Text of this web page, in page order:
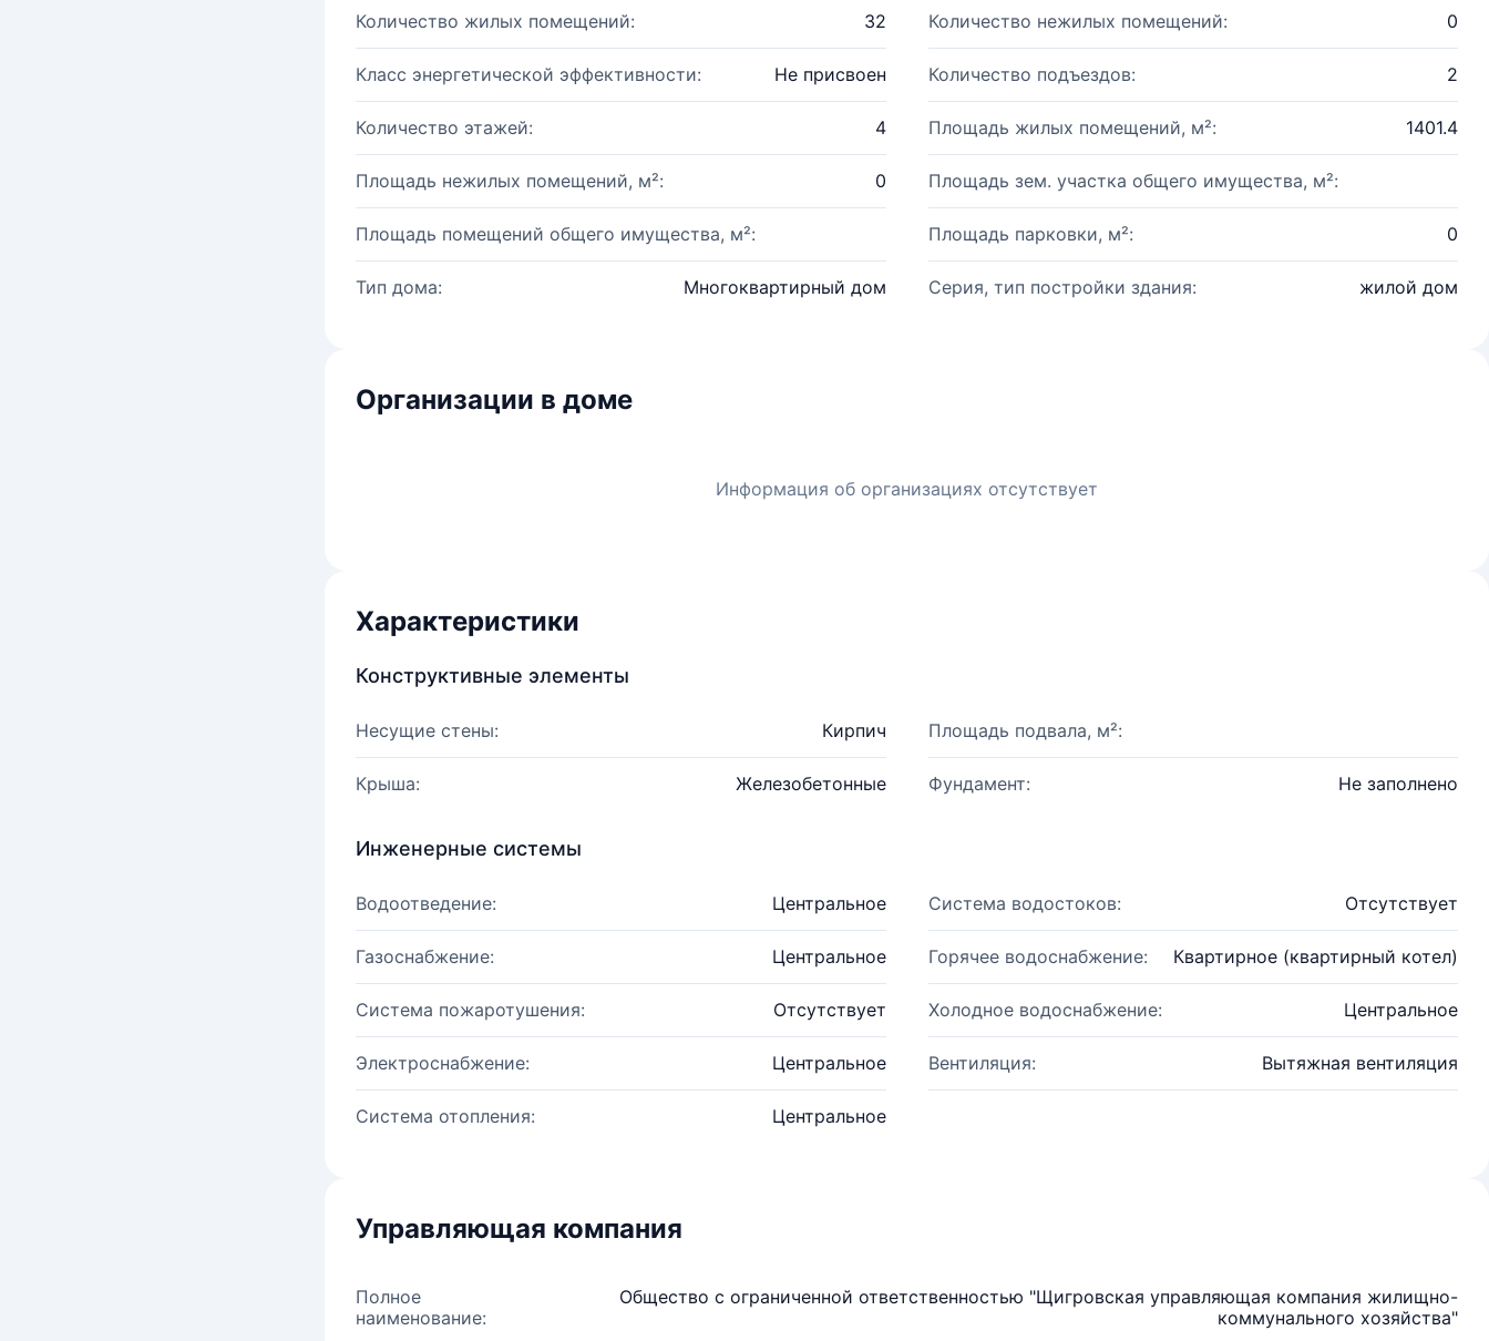
Количество жилых помещений: 32 Количество нежилых помещений: 0
Класс энергетической эффективности: Не присвоен Количество подъездов: 2
Количество этажей: 4 Площадь жилых помещений, м²: 1401.4
Площадь нежилых помещений, м²: 0 Площадь зем. участка общего имущества, м²:
Площадь помещений общего имущества, м²: Площадь парковки, м²: 0
Тип дома: Многоквартирный дом Серия, тип постройки здания: жилой дом
Организации в доме
Информация об организациях отсутствует
Характеристики
Конструктивные элементы
Несущие стены: Кирпич Площадь подвала, м²:
Крыша: Железобетонные Фундамент: Не заполнено
Инженерные системы
Водоотведение: Центральное Система водостоков: Отсутствует
Газоснабжение: Центральное Горячее водоснабжение: Квартирное (квартирный котел)
Система пожаротушения: Отсутствует Холодное водоснабжение: Центральное
Электроснабжение: Центральное Вентиляция: Вытяжная вентиляция
Система отопления: Центральное
Управляющая компания
Полное
наименование:
Общество с ограниченной ответственностью "Щигровская управляющая компания жилищно-
коммунального хозяйства"